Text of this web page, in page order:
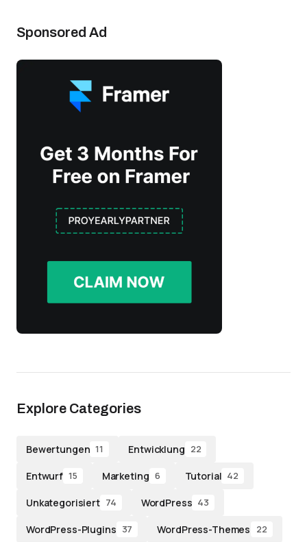
Sponsored Ad
Explore Categories
Bewertungen 11 Entwicklung 22
Entwurf 15 Marketing 6 Tutorial 42
Unkategorisiert 74 WordPress 43
WordPress-Plugins 37 WordPress-Themes 22